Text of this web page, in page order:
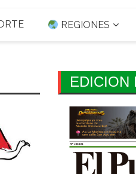
REGIONES
EDICION